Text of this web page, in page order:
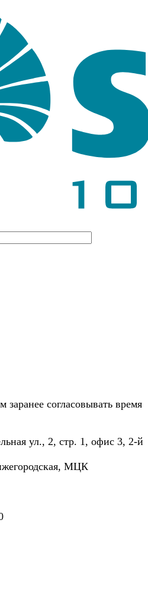
согласовывать время
ул., 2, стр. 1, офис 3, 2-й
МЦК